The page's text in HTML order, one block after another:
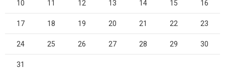
10 11 12 13 14 15 16
17 18 19 20 21 22 23
24 25 26 27 28 29 30
31